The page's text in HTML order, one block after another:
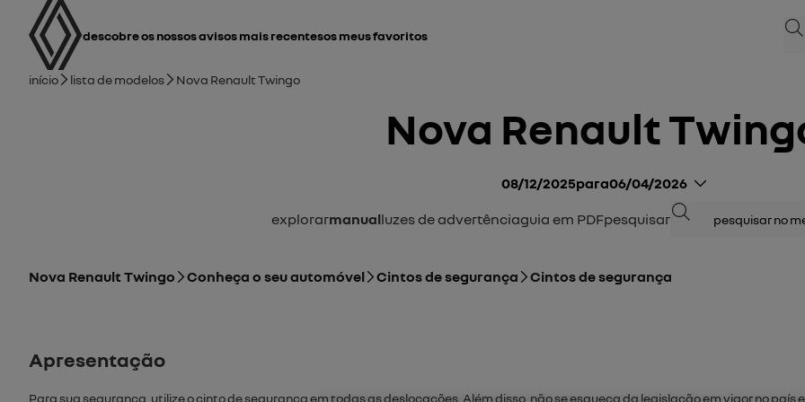
Manual do Utilizador
Navegação principal
descobre os nossos avisos mais recentes Os meus favoritos
Caminho de navegação
Início Lista de modelos Nova Renault Twingo
Nova Renault
08/12/2025para06/04/2026
Explorar
Manual Luzes de advertência guia em PDF pesquisar
Busca
Nova Renault Twingo Conheça o seu automóvel Cintos de segurança Cintos de segurança
Apresentação
Para sua segurança, utilize o cinto de segurança em todas as deslocações. Além disso, não se esqueça da legislação em vigor no país